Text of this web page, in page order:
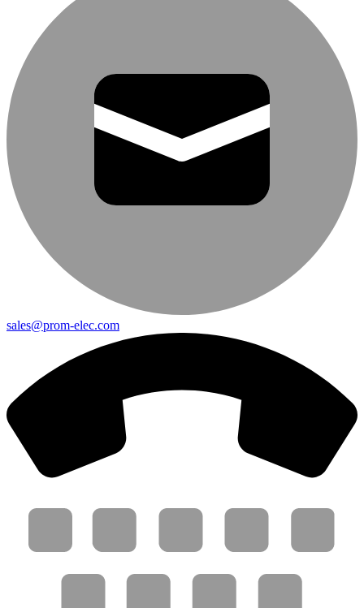
sales@prom-elec.com